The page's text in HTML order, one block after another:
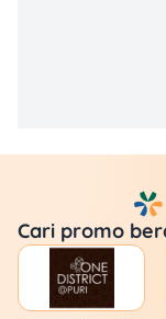
Cari promo